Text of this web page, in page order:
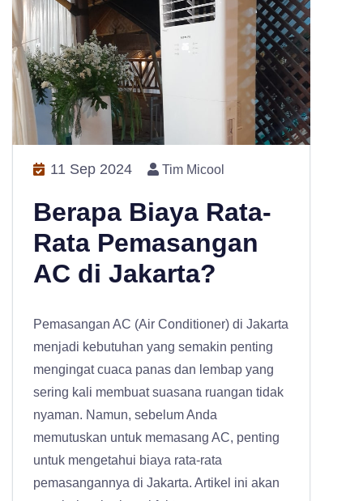
11 Sep 2024 Tim Micool
Berapa Biaya Rata-
Rata Pemasangan
AC di Jakarta?
Pemasangan AC (Air Conditioner) di Jakarta
menjadi kebutuhan yang semakin penting
mengingat cuaca panas dan lembap yang
sering kali membuat suasana ruangan tidak
nyaman. Namun, sebelum Anda
memutuskan untuk memasang AC, penting
untuk mengetahui biaya rata-rata
pemasangannya di Jakarta. Artikel ini akan